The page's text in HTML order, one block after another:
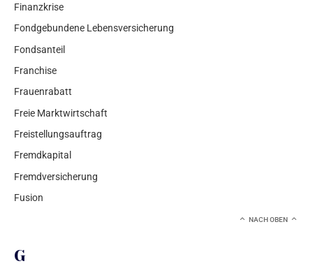
Finanzkrise
Fondgebundene Lebensversicherung
Fondsanteil
Franchise
Frauenrabatt
Freie Marktwirtschaft
Freistellungsauftrag
Fremdkapital
Fremdversicherung
Fusion
NACH OBEN
G